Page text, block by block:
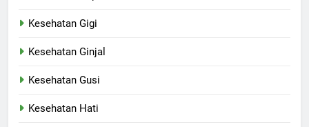
Kesehatan Gigi
Kesehatan Ginjal
Kesehatan Gusi
Kesehatan Hati